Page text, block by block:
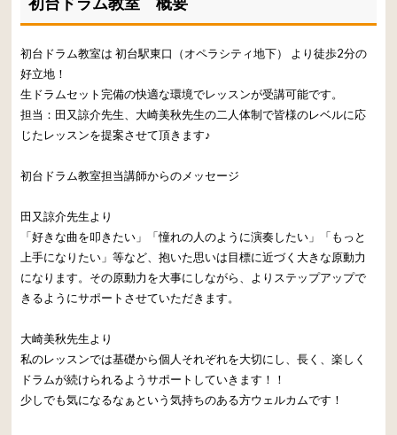
初台ドラム教室は 初台駅東口（オペラシティ地下） より徒歩2分の
好立地！
生ドラムセット完備の快適な環境でレッスンが受講可能です。
担当：田又諒介先生、大崎美秋先生の二人体制で皆様のレベルに応
じたレッスンを提案させて頂きます♪
初台ドラム教室担当講師からのメッセージ
田又諒介先生より
「好きな曲を叩きたい」「憧れの人のように演奏したい」「もっと
上手になりたい」等など、抱いた思いは目標に近づく大きな原動力
になります。その原動力を大事にしながら、よりステップアップで
きるようにサポートさせていただきます。
大崎美秋先生より
私のレッスンでは基礎から個人それぞれを大切にし、長く、楽しく
ドラムが続けられるようサポートしていきます！！
少しでも気になるなぁという気持ちのある方ウェルカムです！